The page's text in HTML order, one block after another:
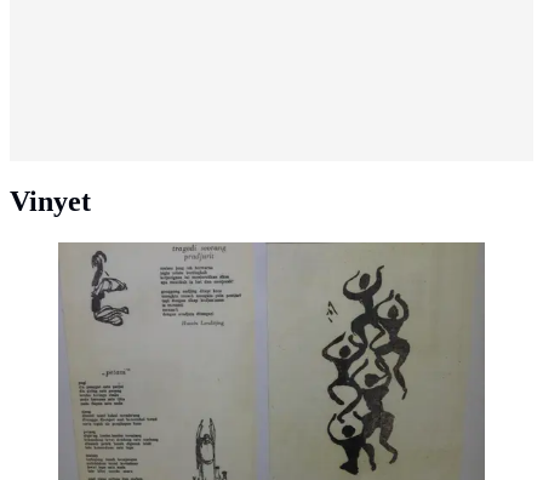
Vinyet